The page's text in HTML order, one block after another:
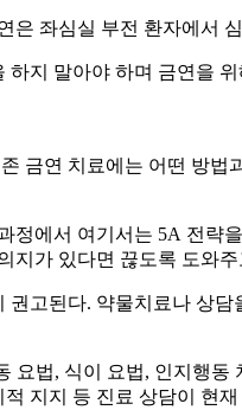
좌심실 부전 환자에서
지 말아야 하며 금연을
금연 치료에는 어떤 방
에서 여기서는 5A 전략
가 있다면 끊도록 도와
고된다. 약물치료나 상
법, 식이 요법, 인지행
지지 등 진료 상담이 현